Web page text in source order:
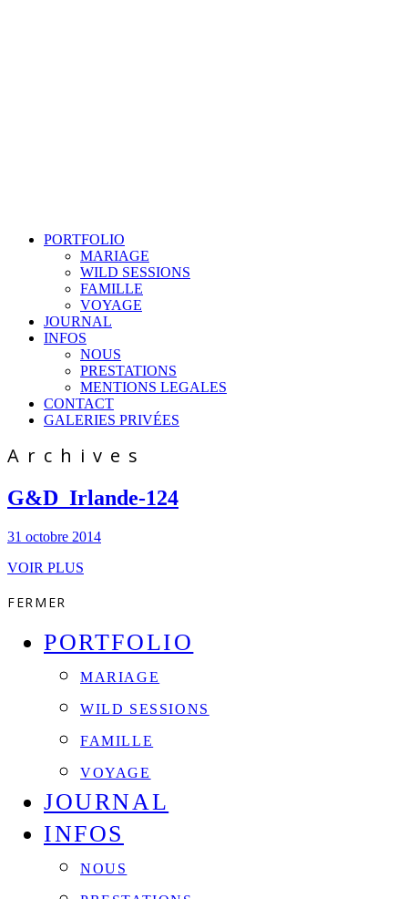
PORTFOLIO
MARIAGE
WILD SESSIONS
FAMILLE
VOYAGE
JOURNAL
INFOS
NOUS
PRESTATIONS
MENTIONS LEGALES
CONTACT
GALERIES PRIVÉES
Archives
G&D_Irlande-124
31 octobre 2014
VOIR PLUS
FERMER
PORTFOLIO
MARIAGE
WILD SESSIONS
FAMILLE
VOYAGE
JOURNAL
INFOS
NOUS